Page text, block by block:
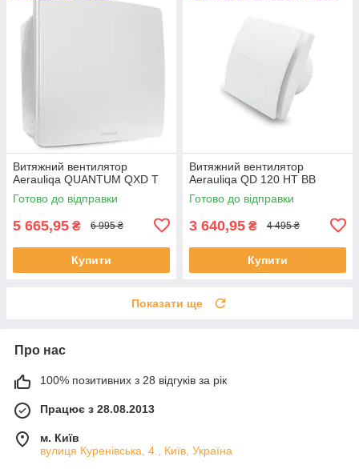
Витяжний вентилятор
Aerauliqa QUANTUM QXD T
Готово до відправки
5 665,95 ₴ 6 995 ₴
Купити
Витяжний вентилятор
Aerauliqa QD 120 HT BB
Готово до відправки
3 640,95 ₴ 4 495 ₴
Купити
Показати ще
Про нас
100% позитивних з 28 відгуків за рік
Працює з 28.08.2013
м. Київ
вулиця Куренівська, 4., Київ, Україна